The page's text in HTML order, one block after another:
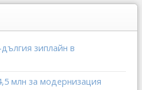
зиплайн в
млн за модернизация